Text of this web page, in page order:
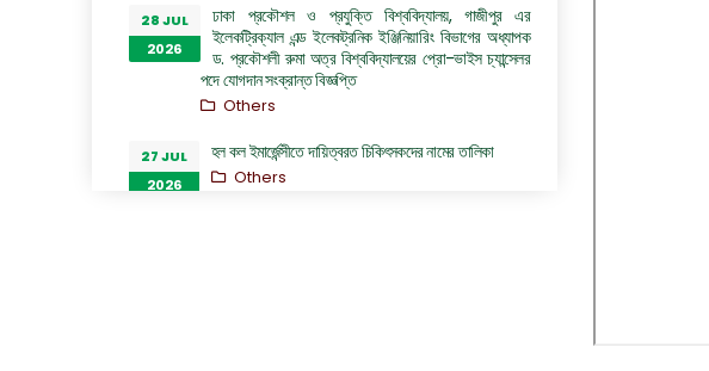
28 JUL
2026
ঢাকা প্রকৌশল ও প্রযুক্তি বিশ্ববিদ্যালয়, গাজীপুর এর
ইলেকট্রিক্যাল এন্ড ইলেকট্রনিক ইঞ্জিনিয়ারিং বিভাগের অধ্যাপক
ড. প্রকৌশলী রুমা অত্র বিশ্ববিদ্যালয়ের প্রো-ভাইস চ্যান্সেলর
পদে যোগদান সংক্রান্ত বিজ্ঞপ্তি
Others
27 JUL
2026
হল কল ইমার্জেন্সীতে দায়িত্বরত চিকিৎসকদের নামের তালিকা
Others